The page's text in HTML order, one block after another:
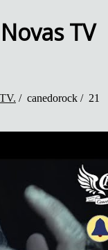
TV
/ canedorock / 21